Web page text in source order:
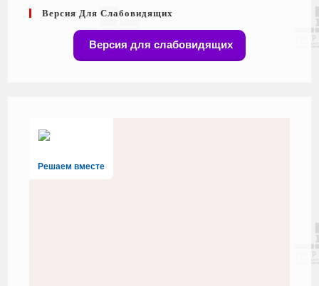
Версия Для Слабовидящих
Версия для слабовидящих
Решаем вместе